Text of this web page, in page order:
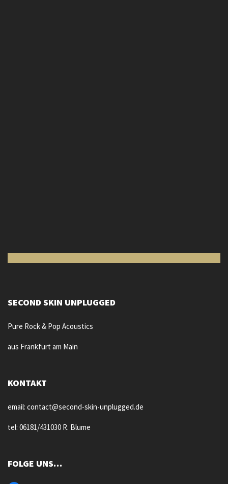
SECOND SKIN UNPLUGGED
Pure Rock & Pop Acoustics
aus Frankfurt am Main
KONTAKT
email: contact@second-skin-unplugged.de
tel: 06181/431030 R. Blume
FOLGE UNS…